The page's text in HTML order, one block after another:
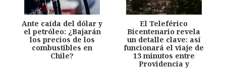
Ante caída del dólar y
el petróleo: ¿Bajarán
los precios de los
combustibles en
Chile?
El Teleférico
Bicentenario revela
un detalle clave: así
funcionará el viaje de
13 minutos entre
Providencia y